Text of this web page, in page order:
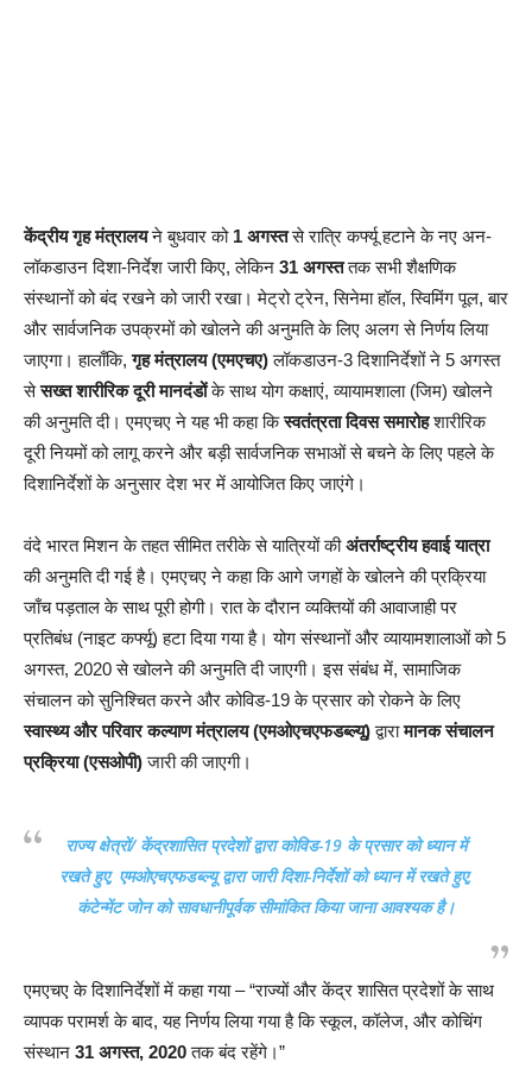
केंद्रीय गृह मंत्रालयने बुधवार को 1 अगस्तसे रात्रि कर्फ्यू हटाने के नए अन-
लॉकडाउन दिशा-निर्देश जारी किए, लेकिन 31 अगस्ततक सभी शैक्षणिक
संस्थानों को बंद रखने को जारी रखा। मेट्रो ट्रेन, सिनेमा हॉल, स्विमिंग पूल, बार
और सार्वजनिक उपक्रमों को खोलने की अनुमति के लिए अलग से निर्णय लिया
जाएगा। हालाँकि,गृह मंत्रालय (एमएचए)लॉकडाउन-3 दिशानिर्देशों ने 5 अगस्त
सेसख्त शारीरिक दूरी मानदंडोंके साथ योग कक्षाएं, व्यायामशाला (जिम) खोलने
की अनुमति दी। एमएचए ने यह भी कहा किस्वतंत्रता दिवस समारोहशारीरिक
दूरी नियमों को लागू करने और बड़ी सार्वजनिक सभाओं से बचने के लिए पहले के
दिशानिर्देशों के अनुसार देश भर में आयोजित किए जाएंगे।
वंदे भारत मिशन के तहत सीमित तरीके से यात्रियों कीअंतर्राष्ट्रीय हवाई यात्रा
की अनुमति दी गई है। एमएचए ने कहा कि आगे जगहों के खोलने की प्रक्रिया
जाँच पड़ताल के साथ पूरी होगी। रात के दौरान व्यक्तियों की आवाजाही पर
प्रतिबंध (नाइट कर्फ्यू) हटा दिया गया है। योग संस्थानों और व्यायामशालाओं को 5
अगस्त, 2020 से खोलने की अनुमति दी जाएगी। इस संबंध में, सामाजिक
संचालन को सुनिश्चित करने और कोविड-19 के प्रसार को रोकने के लिए
स्वास्थ्य और परिवार कल्याण मंत्रालय (एमओएचएफडब्ल्यू)द्वारामानक संचालन
प्रक्रिया (एसओपी)जारी की जाएगी।
राज्य क्षेत्रों/ केंद्रशासित प्रदेशों द्वारा कोविड-19 के प्रसार को ध्यान में
रखते हुए, एमओएचएफडब्ल्यू द्वारा जारी दिशा-निर्देशों को ध्यान में रखते हुए,
कंटेन्मेंट जोन को सावधानीपूर्वक सीमांकित किया जाना आवश्यक है।
एमएचए के दिशानिर्देशों में कहा गया – “राज्यों और केंद्र शासित प्रदेशों के साथ
व्यापक परामर्श के बाद, यह निर्णय लिया गया है कि स्कूल, कॉलेज, और कोचिंग
संस्थान 31 अगस्त, 2020तक बंद रहेंगे।”